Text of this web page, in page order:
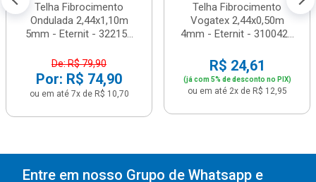
Telha Fibrocimento
Ondulada 2,44x1,10m
5mm - Eternit - 32215...
De: R$ 79,90
Por: R$ 74,90
ou em até 7x de R$ 10,70
Telha Fibrocimento
Vogatex 2,44x0,50m
4mm - Eternit - 310042...
R$ 24,61
(já com 5% de desconto no PIX)
ou em até 2x de R$ 12,95
Entre em nosso Grupo de Whatsapp e